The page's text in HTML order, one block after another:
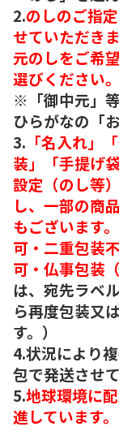
2.のしのご指
せていただき
元のしをご希
選びください。
※「御中元」
ひらがなの「
3. 「名入れ」
装」「手提げ
設定（のし等
し、一部の商
もございます。
可・二重包装
可・仏事包装
は、宛先ラベ
ら再度包装又
す。）
4.状況により
包で発送させ
5.地球環境に
進しています